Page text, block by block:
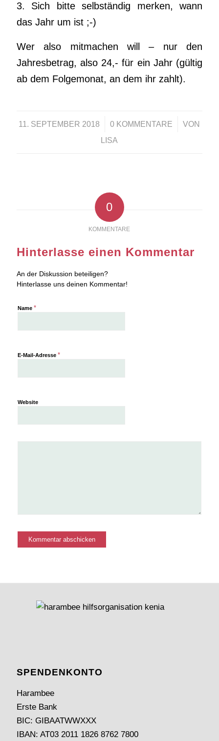
3. Sich bitte selbständig merken, wann
das Jahr um ist ;-)
Wer also mitmachen will – nur den
Jahresbetrag, also 24,- für ein Jahr (gültig
ab dem Folgemonat, an dem ihr zahlt).
11. SEPTEMBER 2018
/ 0 KOMMENTARE
/
VON
LISA
0
KOMMENTARE
Hinterlasse einen Kommentar
An der Diskussion beteiligen?
Hinterlasse uns deinen Kommentar!
Name *
E-Mail-Adresse *
Website
SPENDEN­KONTO
Harambee
Erste Bank
BIC: GIBAATWWXXX
IBAN: AT03 2011 1826 8762 7800